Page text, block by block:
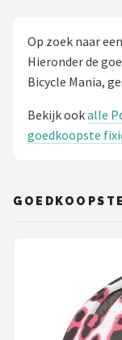
Fietsroutes
Kinderfietsen
Stadsfietsen
Mountainbikes
POPULAIRE
Op zoek naar
Hieronder de
Bicycle Mania,
Bekijk ookalle
goedkoopste